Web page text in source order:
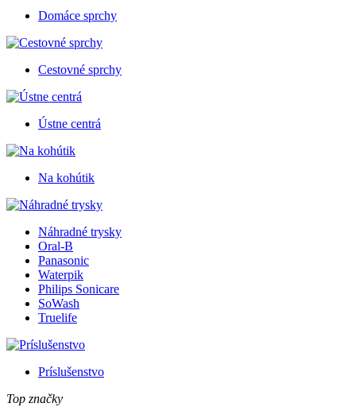
Domáce sprchy
Cestovné sprchy
Ústne centrá
Na kohútik
Náhradné trysky
Oral-B
Panasonic
Waterpik
Philips Sonicare
SoWash
Truelife
Príslušenstvo
Top značky